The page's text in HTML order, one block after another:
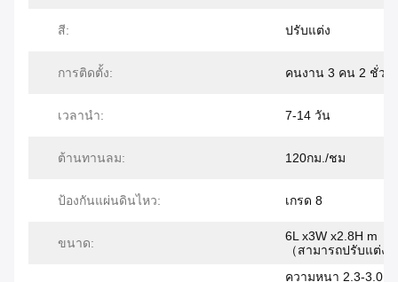
สี: ปรับแต่ง
การติดตั้ง: คนงาน 3 คน 2 ชั่วโ
เวลานำ: 7-14 วัน
ต้านทานลม: 120กม./ชม
ป้องกันแผ่นดินไหว: เกรด 8
ขนาด:
6L x3W x2.8H m
（สามารถปรับแต่งไ
ความหนา 2.3-3.0 ม